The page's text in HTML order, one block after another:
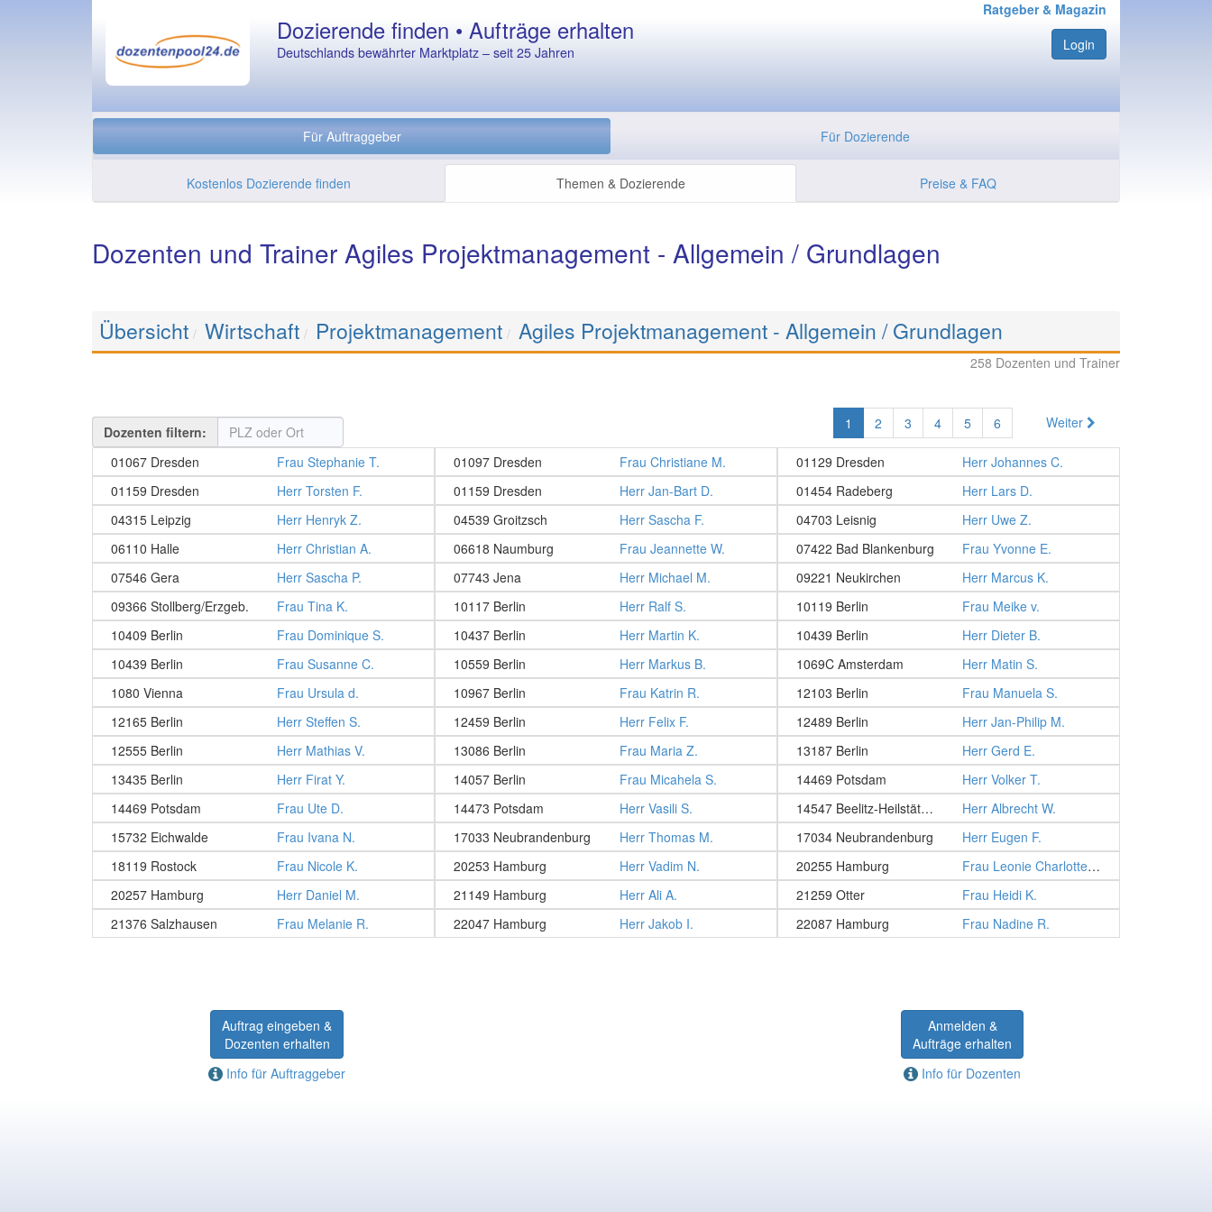
Dozierende finden • Aufträge erhalten
Deutschlands bewährter Marktplatz – seit 25 Jahren
Ratgeber & Magazin
Login
Für Auftraggeber Für Dozierende
Kostenlos Dozierende finden Themen & Dozierende Preise & FAQ
Dozenten und Trainer Agiles Projektmanagement - Allgemein / Grundlagen
Übersicht Wirtschaft Projektmanagement Agiles Projektmanagement - Allgemein / Grundlagen
258 Dozenten und Trainer
1 2 3 4 5 6 Weiter
Dozenten filtern:
01067 Dresden
Frau Stephanie T. 01097 Dresden Frau Christiane M. 01129 Dresden
Herr Johannes C.
01159 Dresden
Herr Torsten F. 01159 Dresden Herr Jan-Bart D. 01454 Radeberg
Herr Lars D.
04315 Leipzig
Herr Henryk Z. 04539 Groitzsch Herr Sascha F. 04703 Leisnig
Herr Uwe Z.
06110 Halle
Herr Christian A. 06618 Naumburg Frau Jeannette W. 07422 Bad Blankenburg
Frau Yvonne E.
07546 Gera
Herr Sascha P. 07743 Jena Herr Michael M. 09221 Neukirchen
Herr Marcus K.
09366 Stollberg/Erzgeb.
Frau Tina K. 10117 Berlin Herr Ralf S. 10119 Berlin
Frau Meike v.
10409 Berlin
Frau Dominique S. 10437 Berlin Herr Martin K. 10439 Berlin
Herr Dieter B.
10439 Berlin
Frau Susanne C. 10559 Berlin Herr Markus B. 1069C Amsterdam
Herr Matin S.
1080 Vienna
Frau Ursula d. 10967 Berlin Frau Katrin R. 12103 Berlin
Frau Manuela S.
12165 Berlin
Herr Steffen S. 12459 Berlin Herr Felix F. 12489 Berlin
Herr Jan-Philip M.
12555 Berlin
Herr Mathias V. 13086 Berlin Frau Maria Z. 13187 Berlin
Herr Gerd E.
13435 Berlin
Herr Firat Y. 14057 Berlin Frau Micahela S. 14469 Potsdam
Herr Volker T.
14469 Potsdam
Frau Ute D. 14473 Potsdam Herr Vasili S. 14547 Beelitz-Heilstätten
Herr Albrecht W.
15732 Eichwalde
Frau Ivana N. 17033 Neubrandenburg Herr Thomas M. 17034 Neubrandenburg
Herr Eugen F.
18119 Rostock
Frau Nicole K. 20253 Hamburg Herr Vadim N. 20255 Hamburg
Frau Leonie Charlotte S.
20257 Hamburg
Herr Daniel M. 21149 Hamburg Herr Ali A. 21259 Otter
Frau Heidi K.
21376 Salzhausen
Frau Melanie R. 22047 Hamburg Herr Jakob I. 22087 Hamburg Frau Nadine R.
Auftrag eingeben &
Dozenten erhalten
Info für Auftraggeber
Anmelden &
Aufträge erhalten
Info für Dozenten